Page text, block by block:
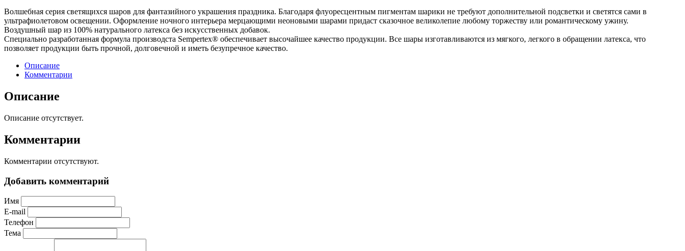
Волшебная серия светящихся шаров для фантазийного украшения праздника. Благодаря флуоресцентным пигментам шарики не требуют дополнительной подсветки и светятся сами в
ультрафиолетовом освещении. Оформление ночного интерьера мерцающими неоновыми шарами придаст сказочное великолепие любому торжеству или романтическому ужину.
Воздушный шар из 100% натурального латекса без искусственных добавок.
Специально разработанная формула производста Sempertex® обеспечивает высочайшее качество продукции. Все шары изготавливаются из мягкого, легкого в обращении латекса, что
позволяет продукции быть прочной, долговечной и иметь безупречное качество.
Описание
Комментарии
Описание
Описание отсутствует.
Комментарии
Комментарии отсутствуют.
Добавить комментарий
Имя
E-mail
Телефон
Тема